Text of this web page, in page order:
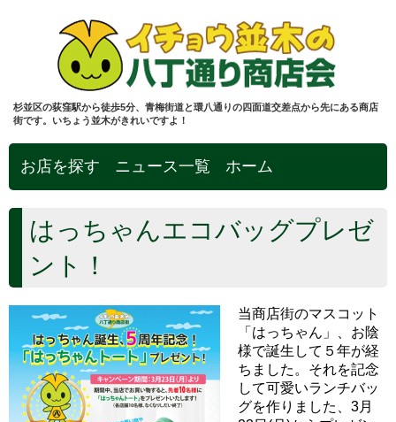
杉並区の荻窪駅から徒歩5分、青梅街道と環八通りの四面道交差点から先にある商店
街です。いちょう並木がきれいですよ！
お店を探す ニュース一覧 ホーム
はっちゃんエコバッグプレゼ
ント！
当商店街のマスコット
「はっちゃん」、お陰
様で誕生して５年が経
ちました。それを記念
して可愛いランチバッ
グを作りました、3月